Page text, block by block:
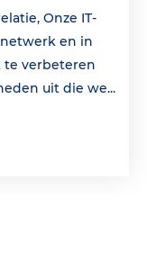
Onze IT-
en in
te verbeteren
uit die we...